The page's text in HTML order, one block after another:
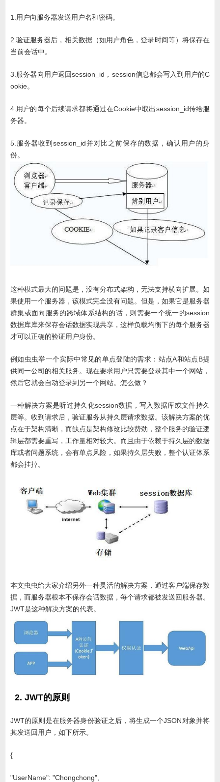
1.用户向服务器发送用户名和密码。
2.验证服务器后，相关数据（如用户角色，登录时间等）将保存在
当前会话中。
3.服务器向用户返回session_id，session信息都会写入到用户的C
ookie。
4.用户的每个后续请求都将通过在Cookie中取出session_id传给服
务器。
5.服务器收到session_id并对比之前保存的数据，确认用户的身
份。
这种模式最大的问题是，没有分布式架构，无法支持横向扩展。如
果使用一个服务器，该模式完全没有问题。但是，如果它是服务器
群集或面向服务的跨域体系结构的话，则需要一个统一的session
数据库库来保存会话数据实现共享，这样负载均衡下的每个服务器
才可以正确的验证用户身份。
例如虫虫举一个实际中常见的单点登陆的需求：站点A和站点B提
供同一公司的相关服务。现在要求用户只需要登录其中一个网站，
然后它就会自动登录到另一个网站。怎么做？
一种解决方案是听过持久化session数据，写入数据库或文件持久
层等。收到请求后，验证服务从持久层请求数据。该解决方案的优
点在于架构清晰，而缺点是架构修改比较费劲，整个服务的验证逻
辑层都需要重写，工作量相对较大。而且由于依赖于持久层的数据
库或者问题系统，会有单点风险，如果持久层失败，整个认证体系
都会挂掉。
本文虫虫给大家介绍另外一种灵活的解决方案，通过客户端保存数
据，而服务器根本不保存会话数据，每个请求都被发送回服务器。
JWT是这种解决方案的代表。
2. JWT的原则
JWT的原则是在服务器身份验证之后，将生成一个JSON对象并将
其发送回用户，如下所示。
{
"UserName": "Chongchong",